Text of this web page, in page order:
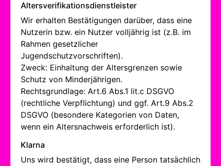
Altersverifikationsdienstleister
Wir erhalten Bestätigungen darüber, dass eine
Nutzerin bzw. ein Nutzer volljährig ist (z.B. im
Rahmen gesetzlicher
Jugendschutzvorschriften).
Zweck: Einhaltung der Altersgrenzen sowie
Schutz von Minderjährigen.
Rechtsgrundlage: Art.6 Abs.1 lit.c DSGVO
(rechtliche Verpflichtung) und ggf. Art.9 Abs.2
DSGVO (besondere Kategorien von Daten,
wenn ein Altersnachweis erforderlich ist).
Klarna
Uns wird bestätigt, dass eine Person tatsächlich